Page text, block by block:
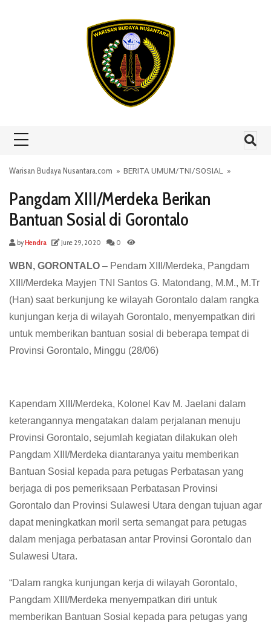
Warisan Budaya Nusantara.com » BERITA UMUM/TNI/SOSIAL »
Pangdam XIII/Merdeka Berikan
Bantuan Sosial di Gorontalo
byHendra June 29, 2020 0
WBN, GORONTALO – Pendam XIII/Merdeka, Pangdam
XIII/Merdeka Mayjen TNI Santos G. Matondang, M.M., M.Tr
(Han) saat berkunjung ke wilayah Gorontalo dalam rangka
kunjungan kerja di wilayah Gorontalo, menyempatkan diri
untuk memberikan bantuan sosial di beberapa tempat di
Provinsi Gorontalo, Minggu (28/06)
Kapendam XIII/Merdeka, Kolonel Kav M. Jaelani dalam
keterangannya mengatakan dalam perjalanan menuju
Provinsi Gorontalo, sejumlah kegiatan dilakukan oleh
Pangdam XIII/Merdeka diantaranya yaitu memberikan
Bantuan Sosial kepada para petugas Perbatasan yang
berjaga di pos pemeriksaan Perbatasan Provinsi
Gorontalo dan Provinsi Sulawesi Utara dengan tujuan agar
dapat meningkatkan moril serta semangat para petugas
dalam menjaga perbatasan antar Provinsi Gorontalo dan
Sulawesi Utara.
“Dalam rangka kunjungan kerja di wilayah Gorontalo,
Pangdam XIII/Merdeka menyempatkan diri untuk
memberikan Bantuan Sosial kepada para petugas yang